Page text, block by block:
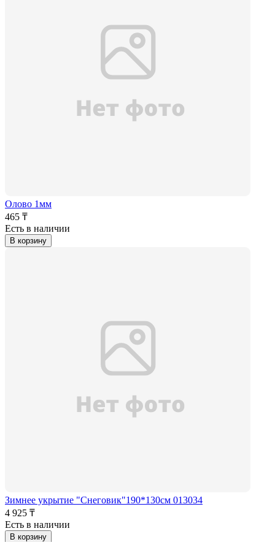
Олово 1мм
465 ₸
Есть в наличии
В корзину
Зимнее укрытие "Снеговик"190*130см 013034
4 925 ₸
Есть в наличии
В корзину